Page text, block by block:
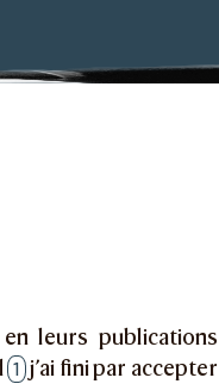
leurs publications
1 j’ai fini par accepter